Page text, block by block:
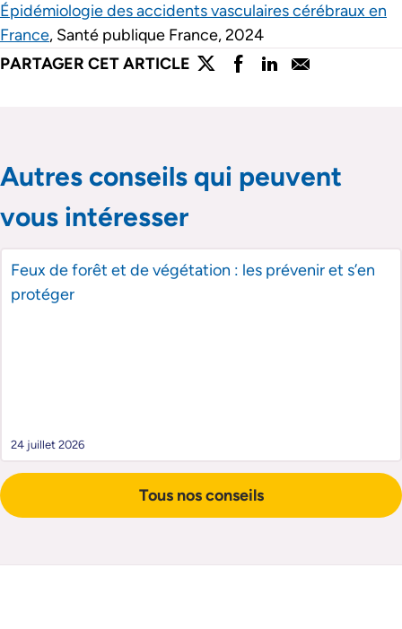
Épidémiologie des accidents vasculaires cérébraux en
France, Santé publique France, 2024
PARTAGER CET ARTICLE
Partager l'article sur twitter
lien externe
Partager l'article sur facebook
lien externe
Partager l'article sur
lien externe
Partager l'article
lien externe
Autres conseils qui peuvent
vous intéresser
Feux de forêt et de végétation : les prévenir et s’en
protéger
24 juillet 2026
Tous nos conseils